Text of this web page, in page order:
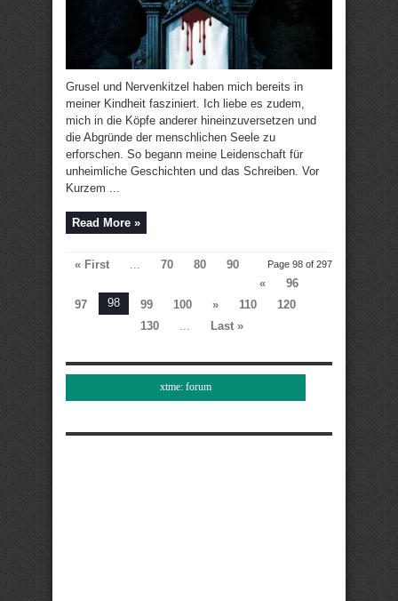
Grusel und Nervenkitzel haben mich bereits in
meiner Kindheit fasziniert. Ich liebe es zudem,
mich in die Köpfe anderer hineinzuversetzen und
die Abgründe der menschlichen Seele zu
erforschen. So begann meine Leidenschaft für
unheimliche Geschichten und das Schreiben. Vor
Kurzem ...
Read More »
Page 98 of 297
« First ... 70 80
90
«
96
97
98 99 100 » 110
120
130
... Last »
xtme: forum